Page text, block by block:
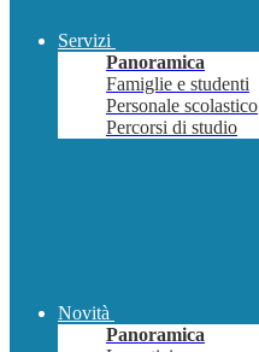
Servizi
Panoramica
Famiglie e studenti
Personale scolastico
Percorsi di studio
Novità
Panoramica